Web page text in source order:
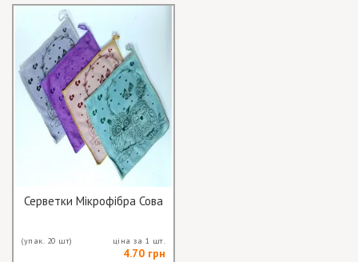
Серветки Мікрофібра Сова
(упак. 20 шт) ціна за 1 шт.
4.70 грн